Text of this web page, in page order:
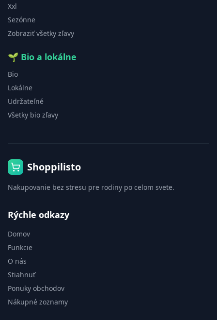
Xxl
Sezónne
Zobraziť všetky zľavy
🌱 Bio a lokálne
Bio
Lokálne
Udržateľné
Všetky bio zľavy
Shoppilisto
Nakupovanie bez stresu pre rodiny po celom svete.
Rýchle odkazy
Domov
Funkcie
O nás
Stiahnuť
Ponuky obchodov
Nákupné zoznamy